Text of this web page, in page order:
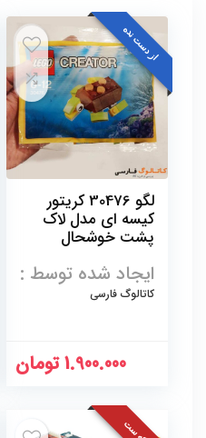
از دست نده
لگو 30476 کریتور
کیسه ای مدل لاک
پشت خوشحال
ایجاد شده توسط :
کاتالوگ فارسی
1.900.000 تومان